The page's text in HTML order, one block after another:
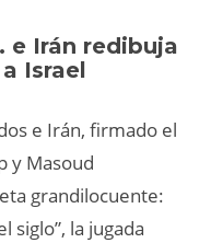
e Irán redibuja
Israel
e Irán, firmado el
y Masoud
grandilocuente:
siglo”, la jugada